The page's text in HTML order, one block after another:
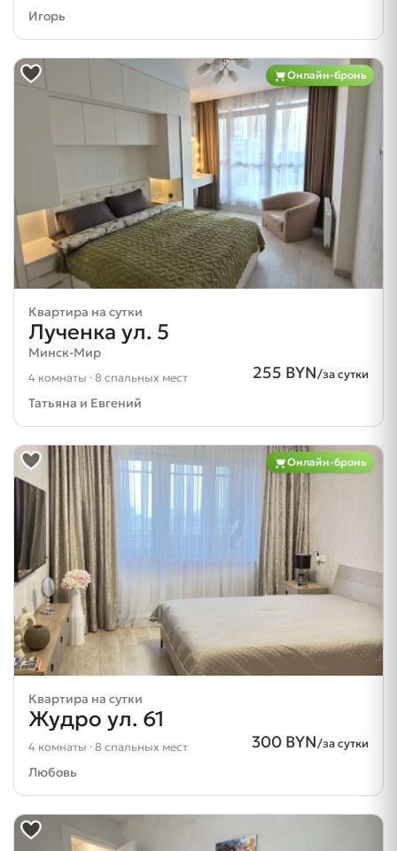
Игорь
Онлайн-бронь
Квартира на сутки
Лученка ул. 5
Минск-Мир
255 BYN/за сутки
4 комнаты · 8 спальных мест
Татьяна и Евгений
Онлайн-бронь
Квартира на сутки
Жудро ул. 61
300 BYN/за сутки
4 комнаты · 8 спальных мест
Любовь